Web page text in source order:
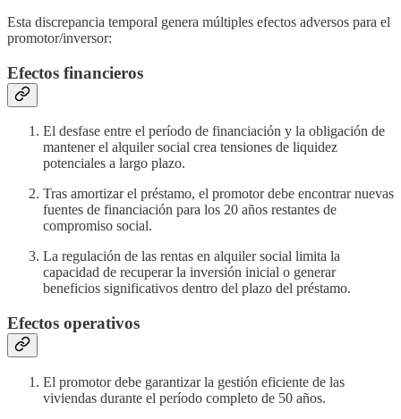
Esta discrepancia temporal genera múltiples efectos adversos para el
promotor/inversor:
Efectos financieros
El desfase entre el período de financiación y la obligación de
mantener el alquiler social crea tensiones de liquidez
potenciales a largo plazo.
Tras amortizar el préstamo, el promotor debe encontrar nuevas
fuentes de financiación para los 20 años restantes de
compromiso social.
La regulación de las rentas en alquiler social limita la
capacidad de recuperar la inversión inicial o generar
beneficios significativos dentro del plazo del préstamo.
Efectos operativos
El promotor debe garantizar la gestión eficiente de las
viviendas durante el período completo de 50 años.